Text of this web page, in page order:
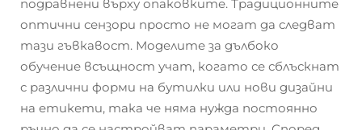
подравнени върху опаковките. Традиционните
оптични сензори просто не могат да следват
тази гъвкавост. Моделите за дълбоко
обучение всъщност учат, когато се сблъскнат
с различни форми на бутилки или нови дизайни
на етикети, така че няма нужда постоянно